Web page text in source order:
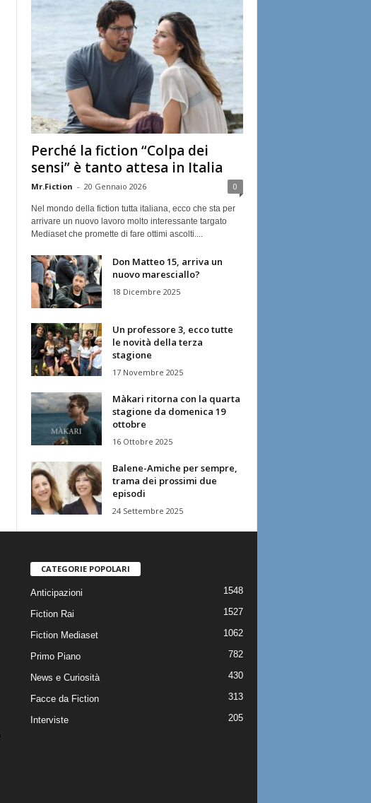
Perché la fiction “Colpa dei
sensi” è tanto attesa in Italia
Mr.Fiction - 20 Gennaio 2026 0
Nel mondo della fiction tutta italiana, ecco che sta per
arrivare un nuovo lavoro molto interessante targato
Mediaset che promette di fare ottimi ascolti....
Don Matteo 15, arriva un
nuovo maresciallo?
18 Dicembre 2025
Un professore 3, ecco tutte
le novità della terza
stagione
17 Novembre 2025
Màkari ritorna con la quarta
stagione da domenica 19
ottobre
16 Ottobre 2025
Balene-Amiche per sempre,
trama dei prossimi due
episodi
24 Settembre 2025
CATEGORIE POPOLARI
Anticipazioni 1548
Fiction Rai 1527
Fiction Mediaset 1062
Primo Piano 782
News e Curiosità 430
Facce da Fiction 313
Interviste 205